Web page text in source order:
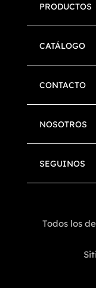
PRODUCTOS
CATÁLOGO
CONTACTO
NOSOTROS
SEGUINOS
Todos los